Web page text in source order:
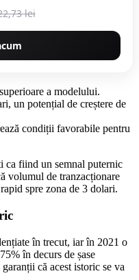
lei
a modelului.
un potențial de creștere de
condiții favorabile pentru
ca fiind un semnal puternic
volumul de tranzacționare
spre zona de 3 dolari.
în trecut, iar în 2021 o
în decurs de șase
că acest istoric se va